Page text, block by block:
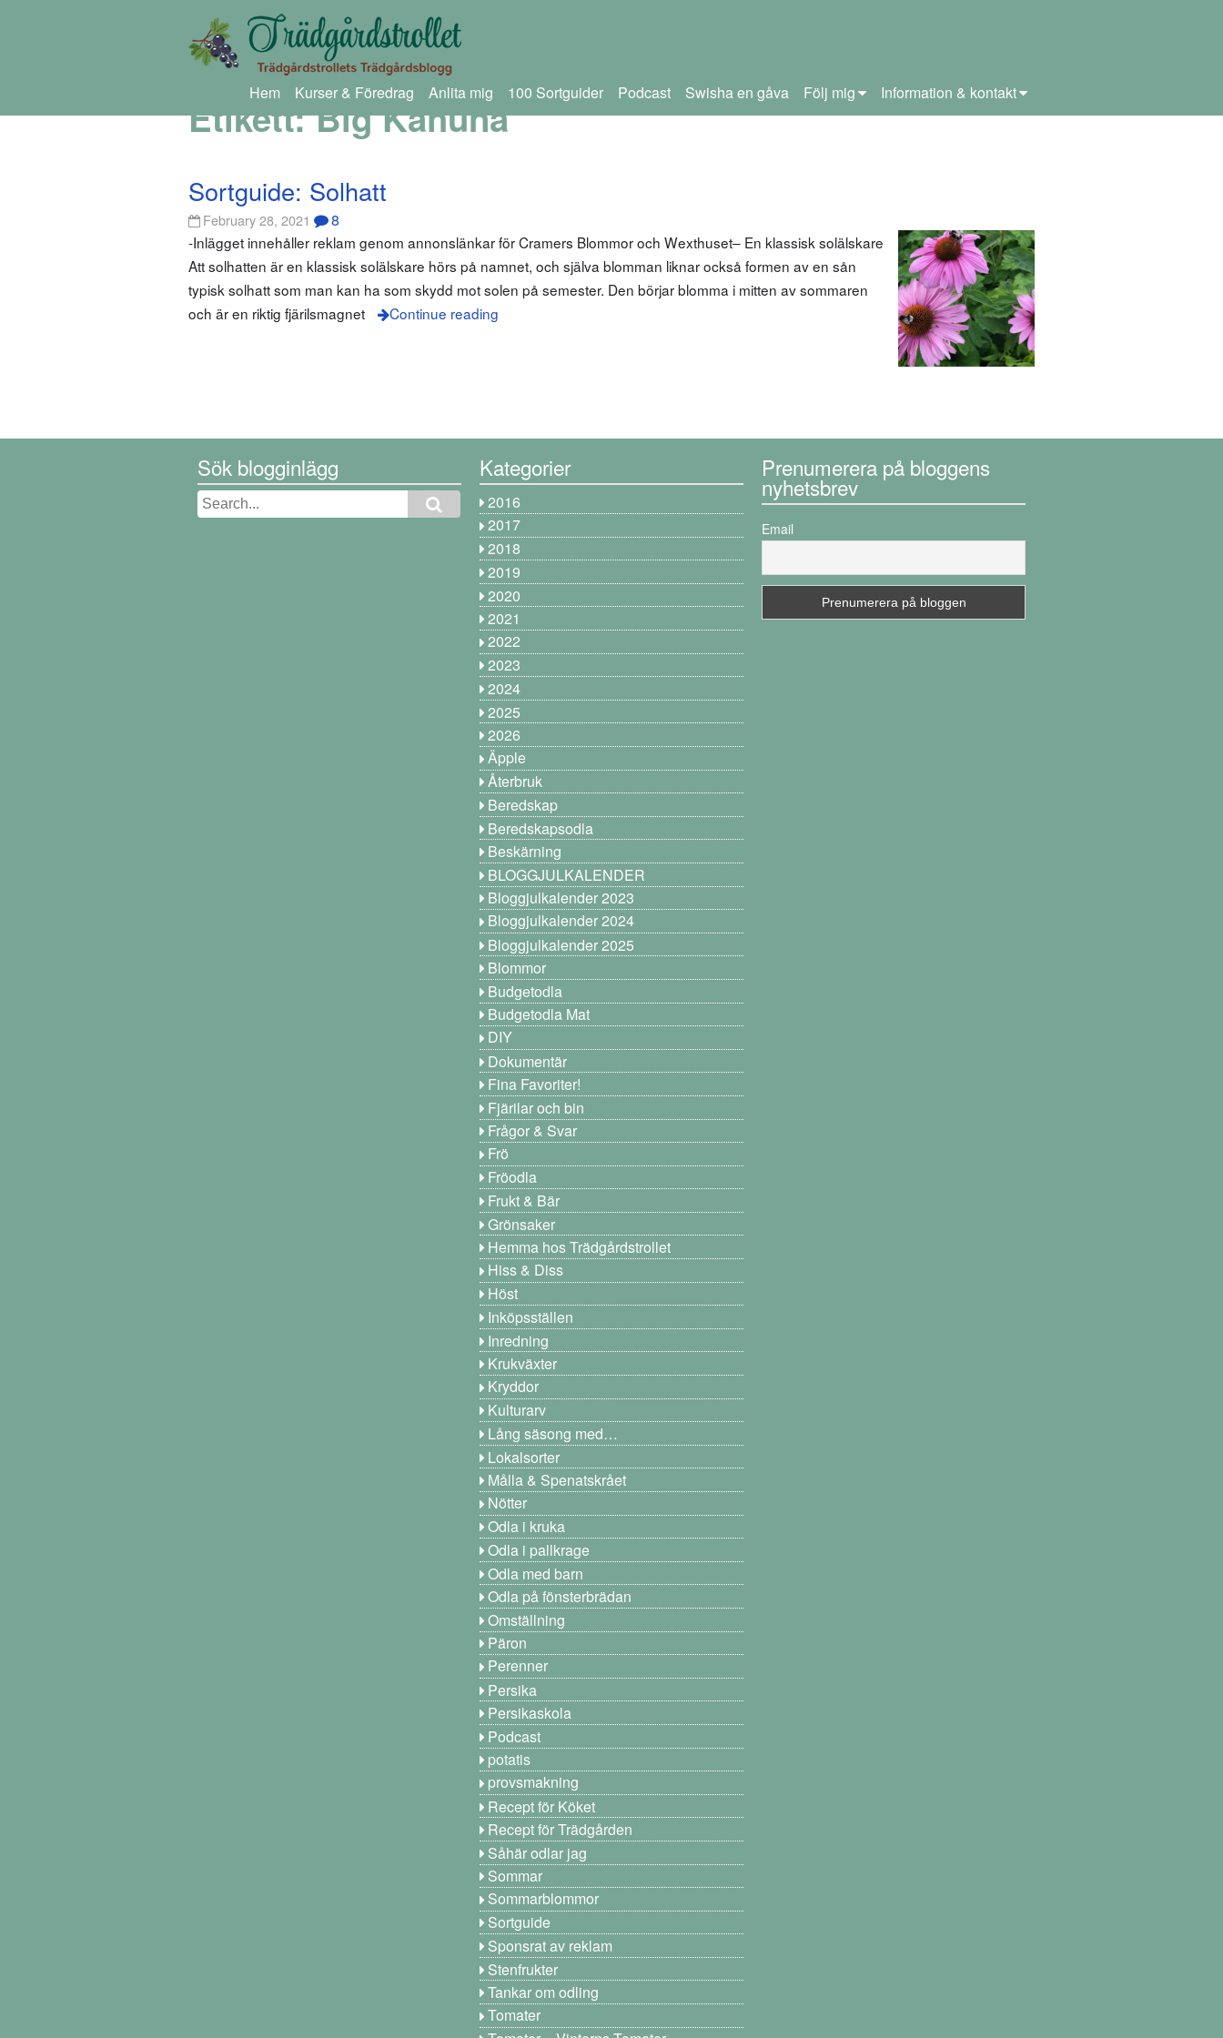
Hem Kurser & Föredrag Anlita mig 100 Sortguider Podcast Swisha en gåva Följ mig Information & kontakt
Etikett:Big Kahuna
Sortguide: Solhatt
February 28, 2021 8
-Inlägget innehåller reklam genom annonslänkar för Cramers Blommor och Wexthuset– En klassisk solälskare
Att solhatten är en klassisk solälskare hörs på namnet, och själva blomman liknar också formen av en sån
typisk solhatt som man kan ha som skydd mot solen på semester. Den börjar blomma i mitten av sommaren
och är en riktig fjärilsmagnet
Continue reading
Sök blogginlägg Kategorier
2016
2017
2018
2019
2020
2021
2022
2023
2024
2025
2026
Äpple
Återbruk
Beredskap
Beredskapsodla
Beskärning
BLOGGJULKALENDER
Bloggjulkalender 2023
Bloggjulkalender 2024
Bloggjulkalender 2025
Blommor
Budgetodla
Budgetodla Mat
DIY
Dokumentär
Fina Favoriter!
Fjärilar och bin
Frågor & Svar
Frö
Fröodla
Frukt & Bär
Grönsaker
Hemma hos Trädgårdstrollet
Hiss & Diss
Höst
Inköpsställen
Inredning
Krukväxter
Kryddor
Kulturarv
Lång säsong med…
Lokalsorter
Målla & Spenatskrået
Nötter
Odla i kruka
Odla i pallkrage
Odla med barn
Odla på fönsterbrädan
Omställning
Päron
Perenner
Persika
Persikaskola
Podcast
potatis
provsmakning
Recept för Köket
Recept för Trädgården
Såhär odlar jag
Sommar
Sommarblommor
Sortguide
Sponsrat av reklam
Stenfrukter
Tankar om odling
Tomater
Prenumerera på bloggens
nyhetsbrev
Email